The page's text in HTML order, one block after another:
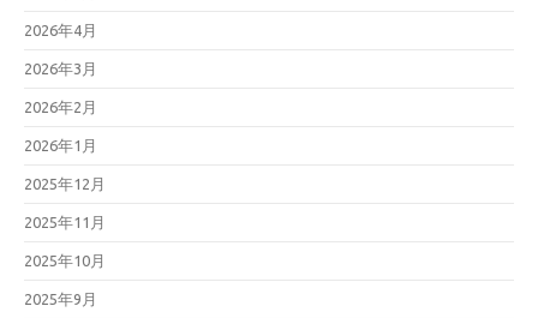
2026年4月
2026年3月
2026年2月
2026年1月
2025年12月
2025年11月
2025年10月
2025年9月